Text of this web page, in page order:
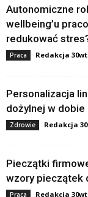
Autonomiczne
wellbeing’u
redukować
Praca Redakcja
Personalizacja
dożylnej w dobie
Zdrowie Redakcja
Pieczątki
wzory pieczątek
Praca Redakcja